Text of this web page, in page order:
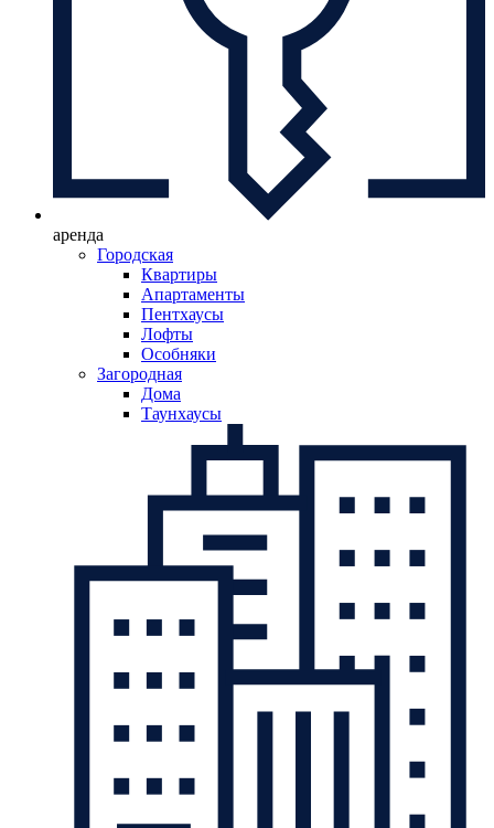
аренда
Городская
Квартиры
Апартаменты
Пентхаусы
Лофты
Особняки
Загородная
Дома
Таунхаусы